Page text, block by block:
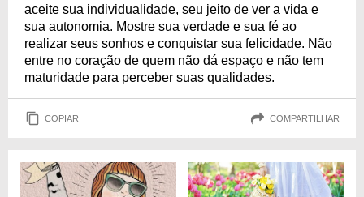
aceite sua individualidade, seu jeito de ver a vida e
sua autonomia. Mostre sua verdade e sua fé ao
realizar seus sonhos e conquistar sua felicidade. Não
entre no coração de quem não dá espaço e não tem
maturidade para perceber suas qualidades.
COPIAR COMPARTILHAR